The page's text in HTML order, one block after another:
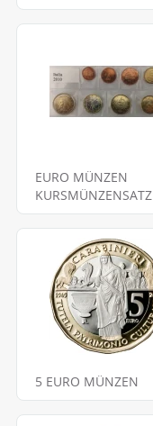
EURO MÜNZEN
5 EURO MÜNZEN